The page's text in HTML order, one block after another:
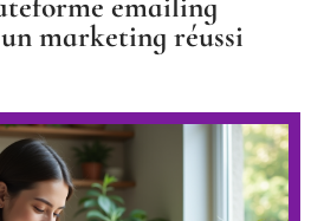
marketing réussi